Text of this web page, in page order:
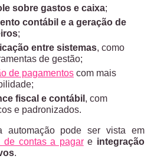
sobre gastos e caixa;
contábil e a geração de
;
entre sistemas, como
de gestão;
de pagamentos com mais
fiscal e contábil , com
e padronizados.
automação pode ser vista em
de contas a pagare integração
.